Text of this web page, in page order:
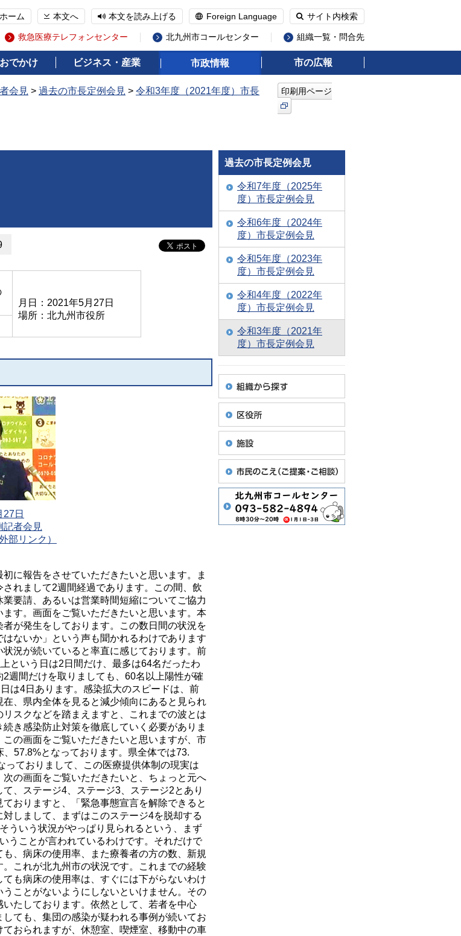
ホーム 本文へ 本文を読み上げる Foreign Language サイト内検索
救急医療テレフォンセンター 北九州市コールセンター 組織一覧・問合先
でかけ ビジネス・産業 市政情報 市の広報
会見 > 過去の市長定例会見 > 令和3年度（2021年度）市長
印刷用ページ
月日：2021年5月27日
場所：北九州市役所
27日
記者会見
部リンク）
に報告をさせていただきたいと思います。ま
れまして2週間経過であります。この間、飲
要請、あるいは営業時間短縮についてご協力
す。画面をご覧いただきたいと思います。本
が発生をしております。この数日間の状況を
ないか」という声も聞かれるわけであります
況が続いていると率直に感じております。前
という日は2日間だけ、最多は64名だったわ
週間だけを取りましても、60名以上陽性が確
は4日あります。感染拡大のスピードは、前
、県内全体を見ると減少傾向にあると見られ
スクなどを踏まえますと、これまでの波とは
き感染防止対策を徹底していく必要がありま
の画面をご覧いただきたいと思いますが、市
57.8%となっております。県全体では73.
ておりまして、この医療提供体制の現実は
の画面をご覧いただきたいと、ちょっと元へ
、ステージ4、ステージ3、ステージ2とあり
おりますと、「緊急事態宣言を解除できると
しまして、まずはこのステージ4を脱却する
ういう状況がやっぱり見られるという、まず
うことが言われているわけです。それだけで
、病床の使用率、また療養者の方の数、新規
これが北九州市の状況です。これまでの経験
も病床の使用率は、すぐには下がらないわけ
ことがないようにしないといけません。その
たしております。依然として、若者を中心
ても、集団の感染が疑われる事例が続いてお
おられますが、休憩室、喫煙室、移動中の車
過去の市長定例会見
令和7年度（2025年
度）市長定例会見
令和6年度（2024年
度）市長定例会見
令和5年度（2023年
度）市長定例会見
令和4年度（2022年
度）市長定例会見
令和3年度（2021年
度）市長定例会見